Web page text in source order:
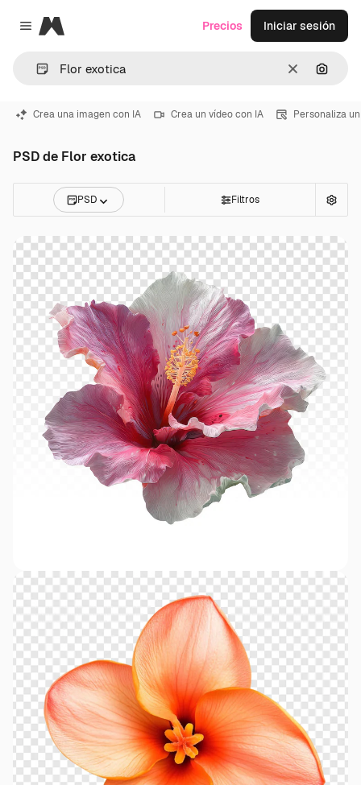
Close menu
Magnific
Borrar
Precios Iniciar sesión
Crea una imagen con IA Crea un vídeo con IA Personaliza
PSD de Flor exotica
PSD Filtros